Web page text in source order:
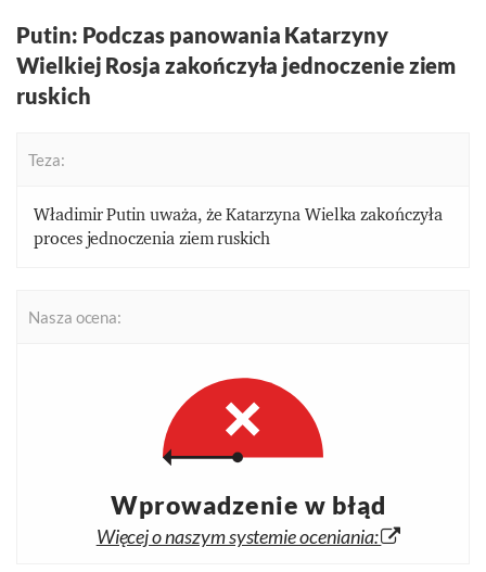
Putin: Podczas panowania Katarzyny
Wielkiej Rosja zakończyła jednoczenie ziem
ruskich
Teza:
Władimir Putin uważa, że Katarzyna Wielka zakończyła
proces jednoczenia ziem ruskich
Nasza ocena:
Wprowadzenie w błąd
Więcej o naszym systemie oceniania: